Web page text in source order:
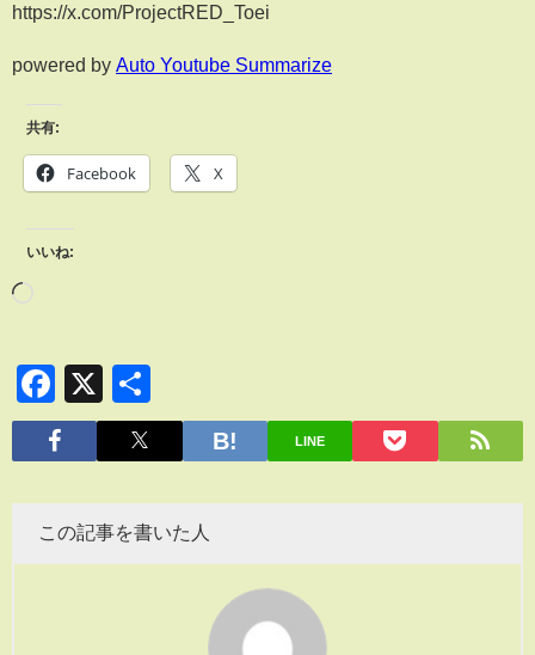
https://x.com/ProjectRED_Toei
powered by Auto Youtube Summarize
共有:
Facebook X
いいね:
Facebook
X
有
LINE
この記事を書いた人